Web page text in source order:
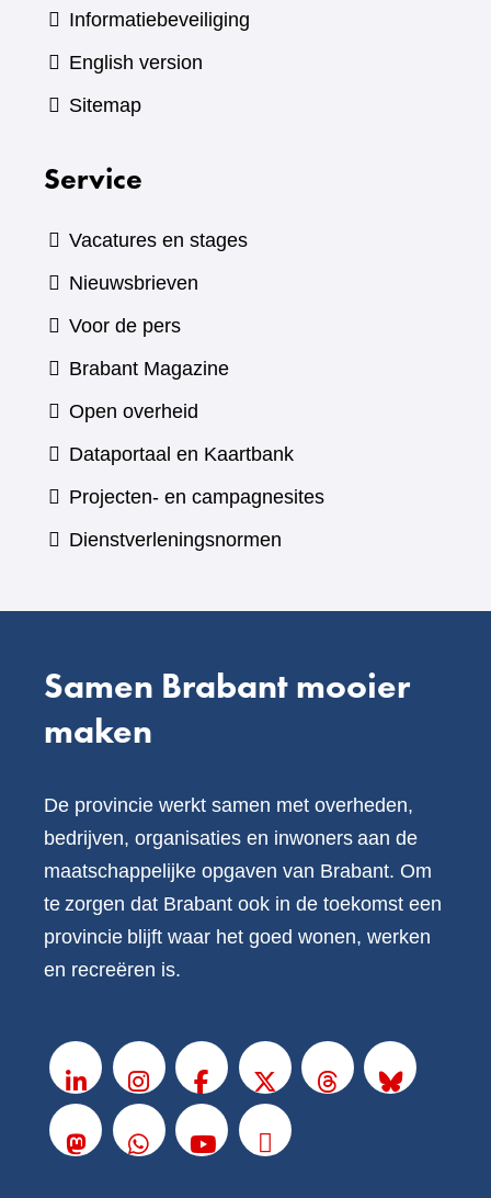
Informatiebeveiliging
English version
Sitemap
Service
Vacatures en stages
Nieuwsbrieven
Voor de pers
Brabant Magazine(verwijst
andere
website)
Open overheid
Dataportaal en Kaartbank(verwijst
naar
Projecten- en campagnesites
Dienstverleningsnormen
Samen Brabant mooier
maken
De provincie werkt samen met overheden,
bedrijven, organisaties en inwoners aan de
maatschappelijke opgaven van Brabant. Om
te zorgen dat Brabant ook in de toekomst een
provincie blijft waar het goed wonen, werken
en recreëren is.
LinkedInInstagramFacebook
X